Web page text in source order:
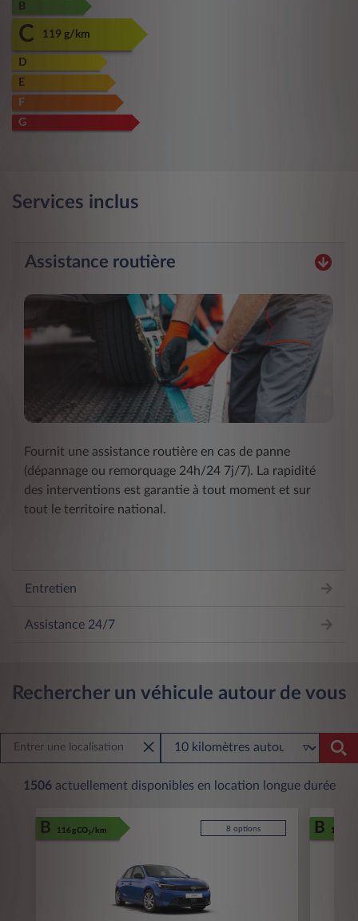
B
C 119 g/km
D
E
F
G
Services inclus
Assistance routière
Fournit une assistance routière en cas de panne
(dépannage ou remorquage 24h/24 7j/7). La rapidité
des interventions est garantie à tout moment et sur
tout le territoire national.
Entretien
Assistance 24/7
Rechercher un véhicule autour de vous
1506actuellement disponibles en location longue durée
B 116 gCO2/km 8 options B 116